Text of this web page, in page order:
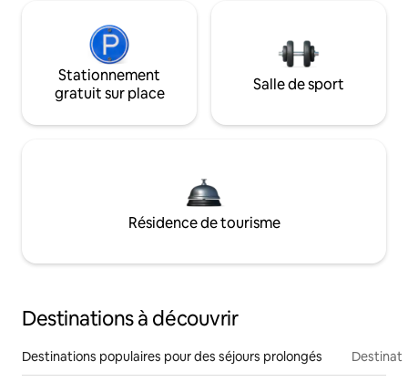
Stationnement
gratuit sur place
Salle de sport
Résidence de tourisme
Destinations à découvrir
Destinations populaires pour des séjours prolongés